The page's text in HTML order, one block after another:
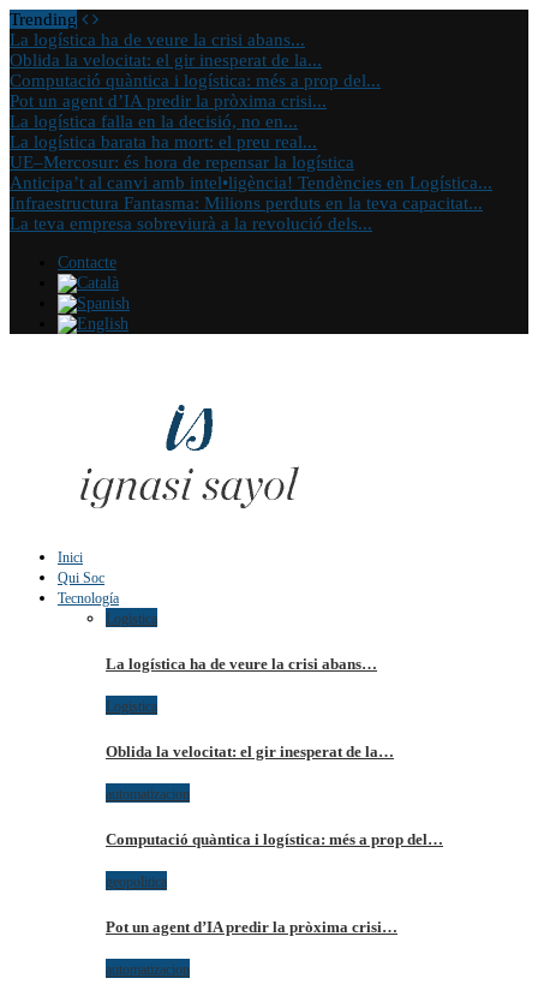
Trending
La logística ha de veure la crisi abans...
Oblida la velocitat: el gir inesperat de la...
Computació quàntica i logística: més a prop del...
Pot un agent d’IA predir la pròxima crisi...
La logística falla en la decisió, no en...
La logística barata ha mort: el preu real...
UE–Mercosur: és hora de repensar la logística
Anticipa’t al canvi amb intel•ligència! Tendències en Logística...
Infraestructura Fantasma: Milions perduts en la teva capacitat...
La teva empresa sobreviurà a la revolució dels...
Contacte
Inici
Qui Soc
Tecnología
Logistica
La logística ha de veure la crisi abans…
Logistica
Oblida la velocitat: el gir inesperat de la…
automatizacion
Computació quàntica i logística: més a prop del…
geopolitica
Pot un agent d’IA predir la pròxima crisi…
automatizacion